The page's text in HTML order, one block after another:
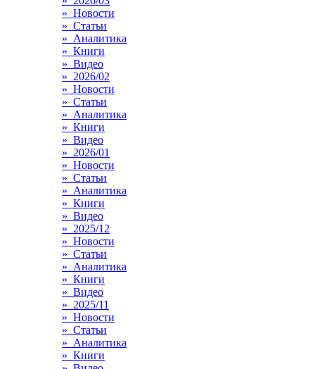
» Новости
» Статьи
» Аналитика
» Книги
» Видео
» 2026/02
» Новости
» Статьи
» Аналитика
» Книги
» Видео
» 2026/01
» Новости
» Статьи
» Аналитика
» Книги
» Видео
» 2025/12
» Новости
» Статьи
» Аналитика
» Книги
» Видео
» 2025/11
» Новости
» Статьи
» Аналитика
» Книги